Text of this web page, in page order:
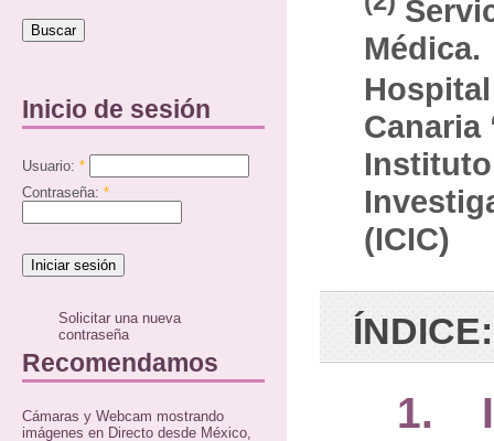
Inicio de sesión
Usuario: *
Contraseña: *
Solicitar una nueva
contraseña
Recomendamos
Cámaras y Webcam mostrando
imágenes en Directo desde México,
Médica.
Canaria
(ICIC)
ÍNDICE:
1.